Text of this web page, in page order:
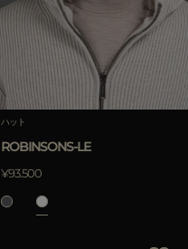
ハット
ROBINSONS-LE
¥93.500